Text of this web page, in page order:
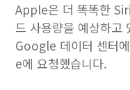
Apple은 더 똑똑한
드 사용량을 예상하고
Google 데이터 센터
e에 요청했습니다.